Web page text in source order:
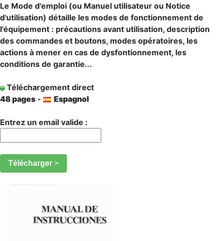
Le Mode d'emploi (ou Manuel utilisateur ou Notice
d'utilisation) détaille les modes de fonctionnement de
l'équipement : précautions avant utilisation, description
des commandes et boutons, modes opératoires, les
actions à mener en cas de dysfontionnement, les
conditions de garantie...
Téléchargement direct
48 pages - Espagnol
Entrez un email valide :
Télécharger >